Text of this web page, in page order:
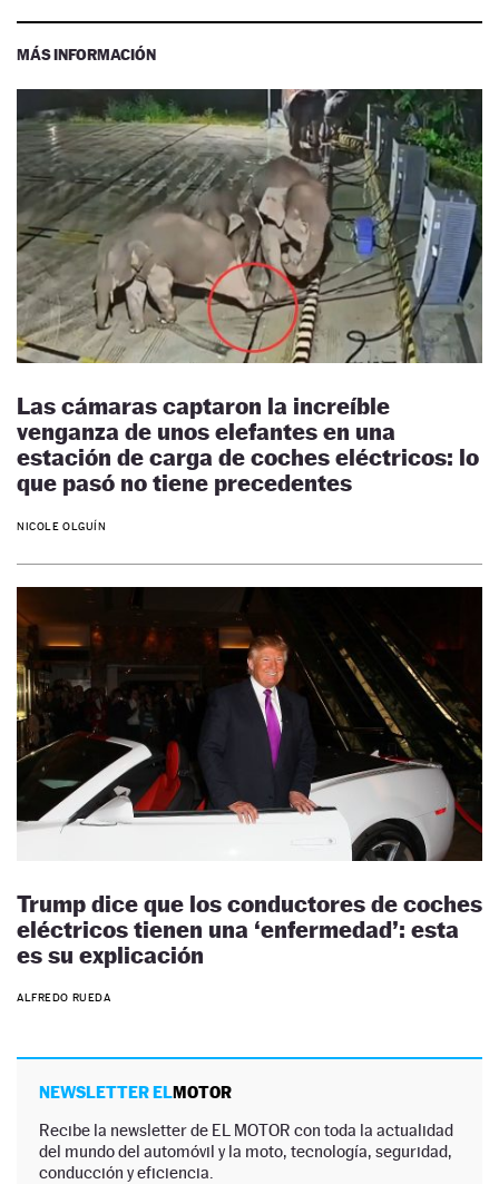
MÁS INFORMACIÓN
Las cámaras captaron la increíble
venganza de unos elefantes en una
estación de carga de coches eléctricos: lo
que pasó no tiene precedentes
NICOLE OLGUÍN
Trump dice que los conductores de coches
eléctricos tienen una ‘enfermedad’: esta
es su explicación
ALFREDO RUEDA
NEWSLETTER ELMOTOR
Recibe la newsletter de EL MOTOR con toda la actualidad
del mundo del automóvil y la moto, tecnología, seguridad,
conducción y eficiencia.